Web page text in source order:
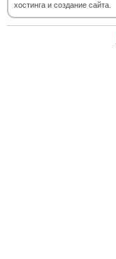
хостинга и создание сайта.